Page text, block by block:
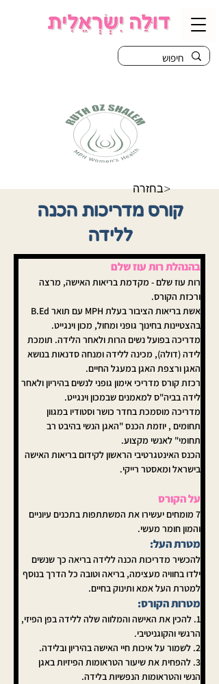
בחזרה>
קורס מדריכות הכנה
ללידה
בהנהלת רות עוז שלם
רות עוז שלם - מקדמת בריאות האישה, מרצה
ורכזת הקורס.
בהצטיינות בחינוך גופני ומחול, מכון וינגייט.
מדריכה בפועל נשים הרות ולאחר הלידה. תומכת
לידה (דולה), מכינה ללידה ומנחה סדנאות בנושא
האגן ורצפת האגן במעגל החיים.
רכזת קורס מדריכי אימון גופני לנשים בהיריון ולאחר
לידה בביה"ס למאמנים שבמכון וינגייט.
מדריכה מוסמכת בחדר כושר וסטודיו במגוון
תחומים , יוזמת הכנס "האגן הנשי בהיבט רב
תחומי" לאנשי מקצוע.
הכנס האינטגרטיבי הראשון לקידום בריאות האישה
בישראל ומאסטר רייקי.
על הקורס
7 מומחים יעשירו את המשתתפות בתכנים עיוניים
והמון חומר מעשי.
מטרת העל:
להכשיר מדריכות הכנה ללידה בריאה כך שנשים
ילדו בחוויה מעצימה, בריאה וטובה כל הדרך בנוסף
למטרת העל אמא ותינוק בחיים.
מטרות הקורס:
1. להכין את האישה והמלווה שלה ללידה בפן הפיזי,
הרגשי והקוגניטיבי.
2. לשמור על איכות חיי האישה בהיריון ובלידה.
3. להפחית את שיעור הטראומות הפיזיות באגן
הנשי והטראומות הנפשיות בלידה.